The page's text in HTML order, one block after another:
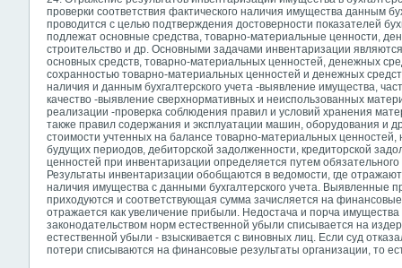
проверки соответствия фактического наличия имущества данным
проводится с целью подтверждения достоверности показателей
подлежат основные средства, товарно-материальные ценности,
строительство и др. Основными задачами инвентаризации
основных средств, товарно-материальных ценностей, денежных
сохранностью товарно-материальных ценностей и денежных
наличия и данным бухгалтерского учета -выявление имущества,
качество -выявление сверхнормативных и неиспользованных
реализации -проверка соблюдения правил и условий хранения
также правил содержания и эксплуатации машин, оборудования и
стоимости учтенных на балансе товарно-материальных ценностей,
будущих периодов, дебиторской задолженности, кредиторской
ценностей при инвентаризации определяется путем
Результаты инвентаризации обобщаются в ведомости, где
наличия имущества с данными бухгалтерского учета. Выявленные
приходуются и соответствующая сумма зачисляется на
отражается как увеличение прибыли. Недостача и порча
законодательством норм естественной убыли списывается на
естественной убыли - взыскивается с виновных лиц. Если суд
потери списываются на финансовые результаты организации, то